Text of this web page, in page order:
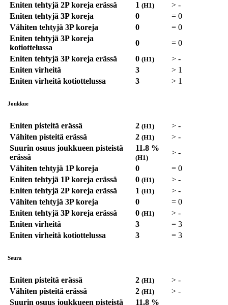
Eniten tehtyjä 2P koreja erässä
1 (H1) > -
Eniten tehtyjä 3P koreja
0 = 0
Vähiten tehtyjä 3P koreja
0 = 0
Eniten tehtyjä 3P koreja
kotiottelussa
0 = 0
Eniten tehtyjä 3P koreja erässä
0 (H1) > -
Eniten virheitä
3 > 1
Eniten virheitä kotiottelussa
3 > 1
Joukkue
Eniten pisteitä erässä 2 (H1) > -
Vähiten pisteitä erässä
2 (H1) > -
Suurin osuus joukkueen pisteistä
erässä
11.8 %
(H1)
> -
Vähiten tehtyjä 1P koreja
0 = 0
Eniten tehtyjä 1P koreja erässä
0 (H1) > -
Eniten tehtyjä 2P koreja erässä
1 (H1) > -
Vähiten tehtyjä 3P koreja
0 = 0
Eniten tehtyjä 3P koreja erässä
0 (H1) > -
Eniten virheitä
3 = 3
Eniten virheitä kotiottelussa
3 = 3
Seura
Eniten pisteitä erässä 2 (H1) > -
Vähiten pisteitä erässä
2 (H1) > -
Suurin osuus joukkueen pisteistä
11.8 %